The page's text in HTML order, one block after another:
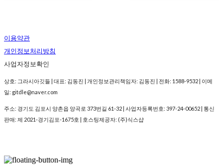
이용약관
개인정보처리방침
사업자정보확인
상호: 그라시아깃들 | 대표: 김동진 | 개인정보관리책임자: 김동진 | 전화: 1588-9532 | 이메
일: gitdle@naver.com
주소: 경기도 김포시 양촌읍 양곡로 373번길 61-32 | 사업자등록번호: 397-24-00652 | 통신
판매: 제 2021-경기김포-1675호 | 호스팅제공자: (주)식스샵